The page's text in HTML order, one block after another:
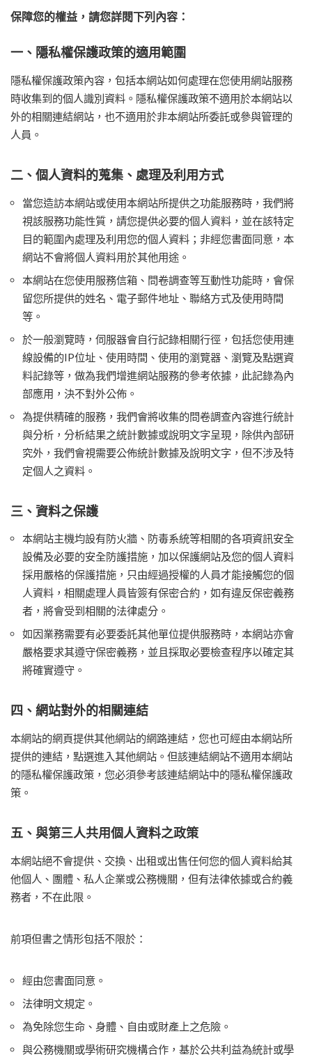
保障您的權益，請您詳閱下列內容：
一、隱私權保護政策的適用範圍
隱私權保護政策內容，包括本網站如何處理在您使用網站服務
時收集到的個人識別資料。隱私權保護政策不適用於本網站以
外的相關連結網站，也不適用於非本網站所委託或參與管理的
人員。
二、個人資料的蒐集、處理及利用方式
當您造訪本網站或使用本網站所提供之功能服務時，我們將
視該服務功能性質，請您提供必要的個人資料，並在該特定
目的範圍內處理及利用您的個人資料；非經您書面同意，本
網站不會將個人資料用於其他用途。
本網站在您使用服務信箱、問卷調查等互動性功能時，會保
留您所提供的姓名、電子郵件地址、聯絡方式及使用時間
等。
於一般瀏覽時，伺服器會自行記錄相關行徑，包括您使用連
線設備的IP位址、使用時間、使用的瀏覽器、瀏覽及點選資
料記錄等，做為我們增進網站服務的參考依據，此記錄為內
部應用，決不對外公佈。
為提供精確的服務，我們會將收集的問卷調查內容進行統計
與分析，分析結果之統計數據或說明文字呈現，除供內部研
究外，我們會視需要公佈統計數據及說明文字，但不涉及特
定個人之資料。
三、資料之保護
本網站主機均設有防火牆、防毒系統等相關的各項資訊安全
設備及必要的安全防護措施，加以保護網站及您的個人資料
採用嚴格的保護措施，只由經過授權的人員才能接觸您的個
人資料，相關處理人員皆簽有保密合約，如有違反保密義務
者，將會受到相關的法律處分。
如因業務需要有必要委託其他單位提供服務時，本網站亦會
嚴格要求其遵守保密義務，並且採取必要檢查程序以確定其
將確實遵守。
四、網站對外的相關連結
本網站的網頁提供其他網站的網路連結，您也可經由本網站所
提供的連結，點選進入其他網站。但該連結網站不適用本網站
的隱私權保護政策，您必須參考該連結網站中的隱私權保護政
策。
五、與第三人共用個人資料之政策
本網站絕不會提供、交換、出租或出售任何您的個人資料給其
他個人、團體、私人企業或公務機關，但有法律依據或合約義
務者，不在此限。
前項但書之情形包括不限於：
經由您書面同意。
法律明文規定。
為免除您生命、身體、自由或財產上之危險。
與公務機關或學術研究機構合作，基於公共利益為統計或學